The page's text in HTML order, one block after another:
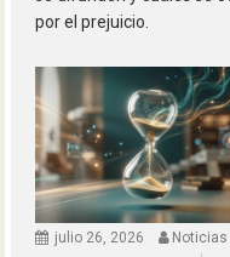
por el prejuicio.
julio 26, 2026
Noticias